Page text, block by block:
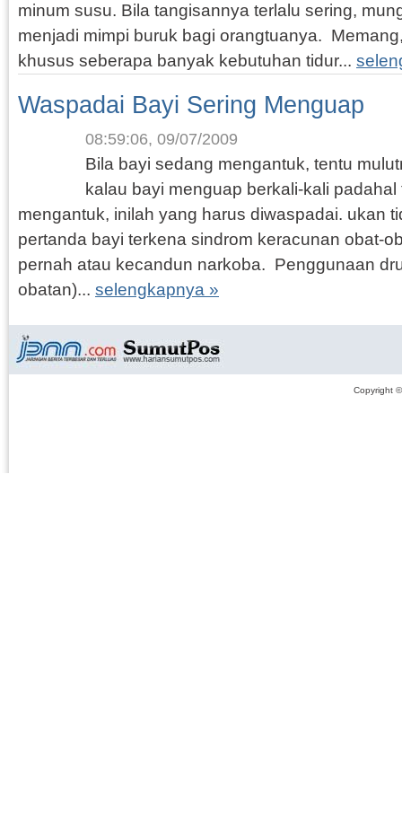
minum susu. Bila tangisannya terlalu sering,
menjadi mimpi buruk bagi orangtuanya.
khusus seberapa banyak kebutuhan tidur...
Waspadai Bayi Sering Menguap
08:59:06, 09/07/2009
Bila bayi sedang mengantuk, tentu
kalau bayi menguap berkali-kali
mengantuk, inilah yang harus diwaspadai. ukan
pertanda bayi terkena sindrom keracunan obat-
pernah atau kecandun narkoba. Penggunaan
obatan)... selengkapnya »
Copyright